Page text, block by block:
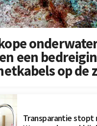
een
op de
Transparantie stopt